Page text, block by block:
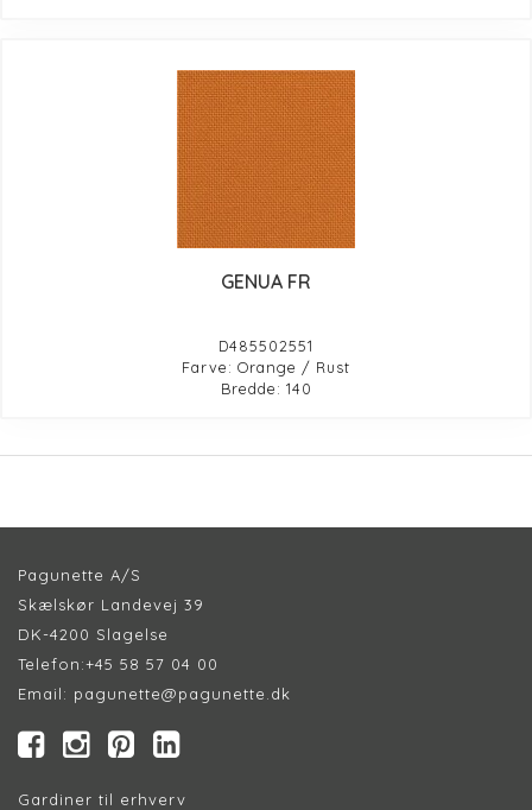
GENUA FR
D485502551
Farve: Orange / Rust
Bredde: 140
Pagunette A/S
Skælskør Landevej 39
DK-4200 Slagelse
Telefon:+45 58 57 04 00
Email: pagunette@pagunette.dk
Gardiner til erhverv